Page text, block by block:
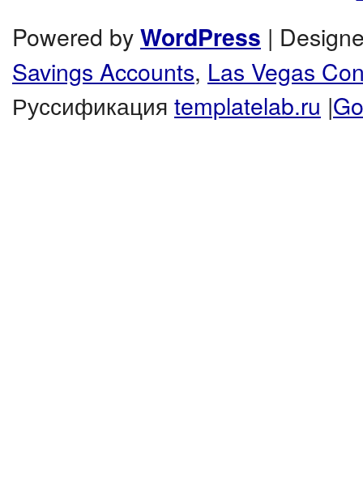
Powered byWordPress |
Savings Accounts, Las Vegas
Руссификация templatelab.ru |